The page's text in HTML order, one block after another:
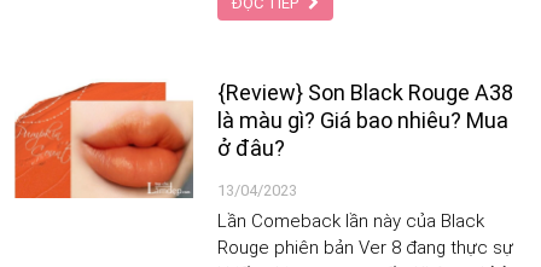
{Review} Son Black Rouge A38
là màu gì? Giá bao nhiêu? Mua
ở đâu?
13/04/2023
Lần Comeback lần này của Black
Rouge phiên bản Ver 8 đang thực sự